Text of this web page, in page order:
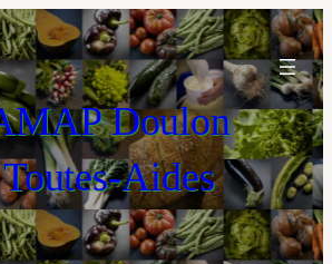
Doulon
Toutes-Aides